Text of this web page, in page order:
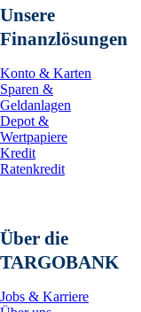
Unsere
Finanzlösungen
Konto & Karten
Sparen &
Geldanlagen
Depot &
Wertpapiere
Kredit
Ratenkredit
Über die
TARGOBANK
Jobs & Karriere